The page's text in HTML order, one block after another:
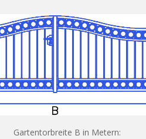
Gartentorbreite B in Metern: